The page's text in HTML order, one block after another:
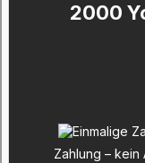
2000
Zahlung – kein